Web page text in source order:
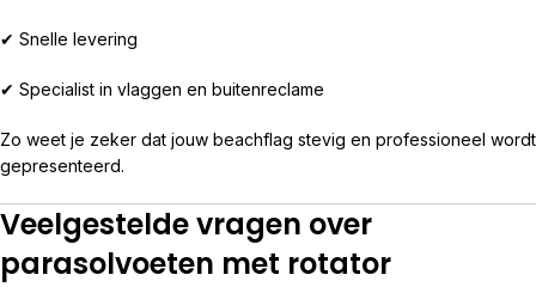
✔ Snelle levering
✔ Specialist in vlaggen en buitenreclame
Zo weet je zeker dat jouw beachflag stevig en professioneel wordt
gepresenteerd.
Veelgestelde vragen over
parasolvoeten met rotator